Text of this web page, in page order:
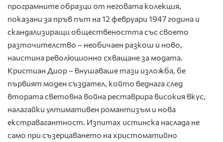
програмните образци от неговата колекция,
показани за пръв път на 12 февруари 1947 година и
скандализиращи обществеността със своето
разточителство – необичаен разкош и ново,
наистина революционно схващане за модата.
Кристиан Диор – внушаваше тази изложба, бе
първият моден създател, който веднага след
втората световна война реставрира високия вкус,
налагайки ултимативен романтизъм и нова
екстравагантност. Изпитах истинска наслада не
само при съзерцаването на христоматийно